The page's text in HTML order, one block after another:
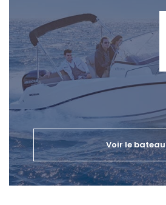
Voir le bateau